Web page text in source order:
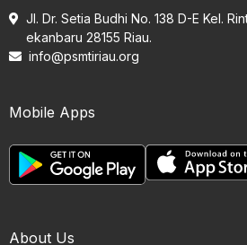
Jl. Dr. Setia Budhi No. 138 D-E Kel.
ekanbaru 28155 Riau.
info@psmtiriau.org
Mobile Apps
About Us